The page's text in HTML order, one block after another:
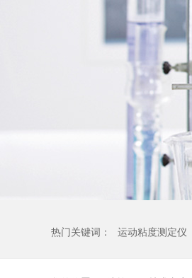
热门关键词： 运动粘度测定仪